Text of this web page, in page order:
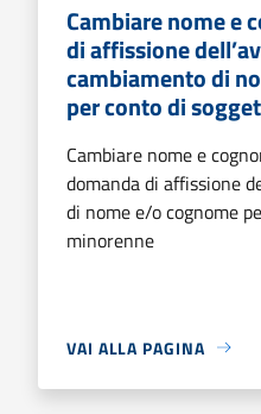
Cambiare nome e
di affissione
cambiamento di
per conto di
Cambiare nome e
domanda di affissione
di nome e/o cognome
minorenne
VAI ALLA PAGINA